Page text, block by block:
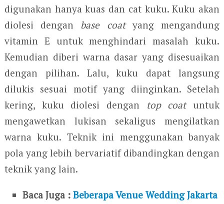
digunakan hanya kuas dan cat kuku. Kuku akan
diolesi dengan base coatyang mengandung
vitamin E untuk menghindari masalah kuku.
Kemudian diberi warna dasar yang disesuaikan
dengan pilihan. Lalu, kuku dapat langsung
dilukis sesuai motif yang diinginkan. Setelah
kering, kuku diolesi dengan top coatuntuk
mengawetkan lukisan sekaligus mengilatkan
warna kuku. Teknik ini menggunakan banyak
pola yang lebih bervariatif dibandingkan dengan
teknik yang lain.
Baca Juga :Beberapa Venue Wedding Jakarta